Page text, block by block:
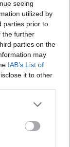
seeing
utilized by
parties prior to
the further
parties on the
may
IAB’s List of
it to other